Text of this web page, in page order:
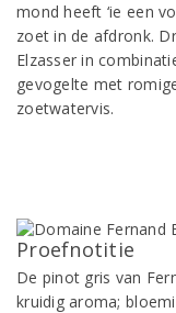
mond heeft ‘ie een
zoet in de afdronk.
Elzasser in
gevogelte met
zoetwatervis.
Proefnotitie
De pinot gris van
kruidig aroma;